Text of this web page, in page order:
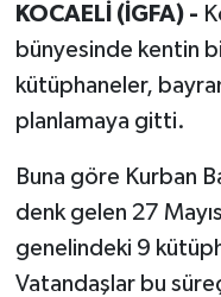
KOCAELİ (İGFA) -
bünyesinde kentin
kütüphaneler,
planlamaya gitti.
Buna göre Kurban
denk gelen 27
genelindeki 9
Vatandaşlar bu